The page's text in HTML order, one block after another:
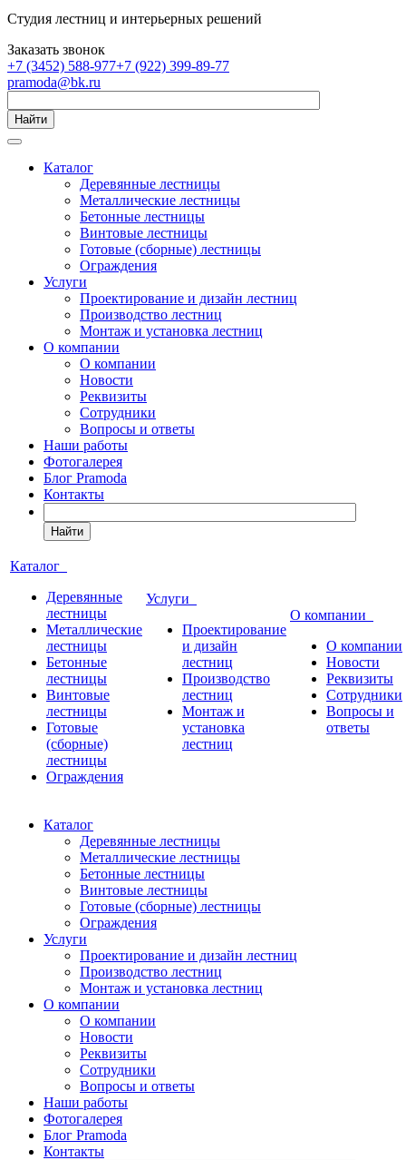
Студия лестниц и интерьерных решений
Заказать звонок
+7 (3452) 588-977+7 (922) 399-89-77
pramoda@bk.ru
Найти
Каталог
Деревянные лестницы
Металлические лестницы
Бетонные лестницы
Винтовые лестницы
Готовые (сборные) лестницы
Ограждения
Услуги
Проектирование и дизайн лестниц
Производство лестниц
Монтаж и установка лестниц
О компании
О компании
Новости
Реквизиты
Сотрудники
Вопросы и ответы
Наши работы
Фотогалерея
Блог Pramoda
Контакты
Найти
Каталог
Деревянные
лестницы
Металлические
лестницы
Бетонные
лестницы
Винтовые
лестницы
Готовые
(сборные)
лестницы
Ограждения
Услуги
Проектирование
и дизайн
лестниц
Производство
лестниц
Монтаж и
установка
лестниц
О компании
О компании
Новости
Реквизиты
Сотрудники
Вопросы и
ответы
Каталог
Деревянные лестницы
Металлические лестницы
Бетонные лестницы
Винтовые лестницы
Готовые (сборные) лестницы
Ограждения
Услуги
Проектирование и дизайн лестниц
Производство лестниц
Монтаж и установка лестниц
О компании
О компании
Новости
Реквизиты
Сотрудники
Вопросы и ответы
Наши работы
Фотогалерея
Блог Pramoda
Контакты